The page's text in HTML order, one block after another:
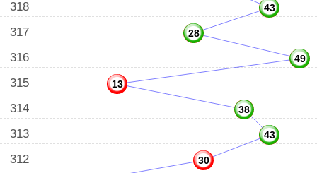
318 43
317 28
316 49
315 13
314 38
313 43
312 30